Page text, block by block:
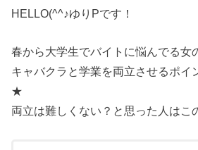
HELLO(^^♪ゆりPです！
春から大学生でバイトに悩んでる女
キャバクラと学業を両立させるポイ
★
両立は難しくない？と思った人は